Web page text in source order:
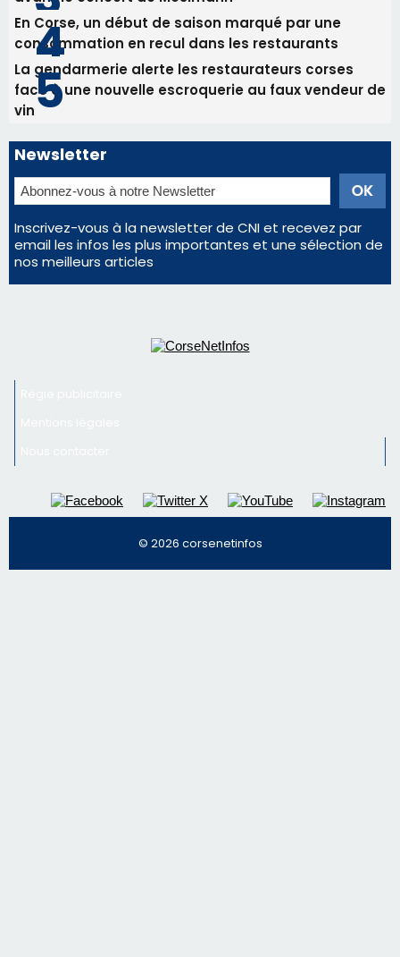
Inscrivez-vous à la newsletter de CNI et recevez par
email les infos les plus importantes et une sélection de
nos meilleurs articles
Régie publicitaire
Mentions légales
Nous contacter